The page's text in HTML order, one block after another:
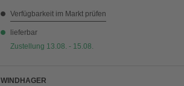
Verfügbarkeit im Markt prüfen
lieferbar
Zustellung 13.08. - 15.08.
WINDHAGER